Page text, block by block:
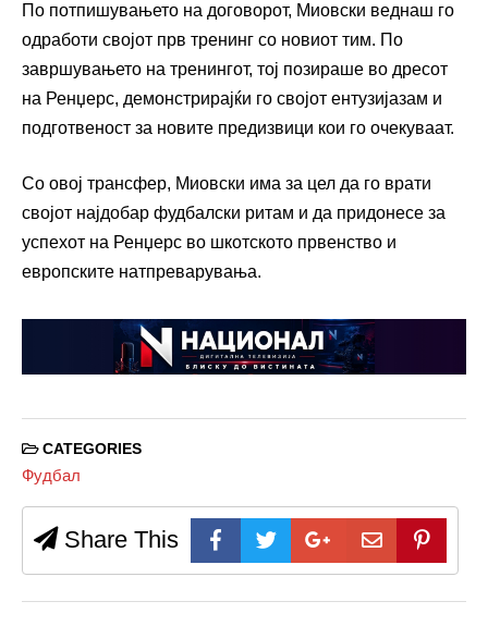
По потпишувањето на договорот, Миовски веднаш го
одработи својот прв тренинг со новиот тим. По
завршувањето на тренингот, тој позираше во дресот
на Ренџерс, демонстрирајќи го својот ентузијазам и
подготвеност за новите предизвици кои го очекуваат.
Со овој трансфер, Миовски има за цел да го врати
својот најдобар фудбалски ритам и да придонесе за
успехот на Ренџерс во шкотското првенство и
европските натпреварувања.
CATEGORIES
Фудбал
Share This